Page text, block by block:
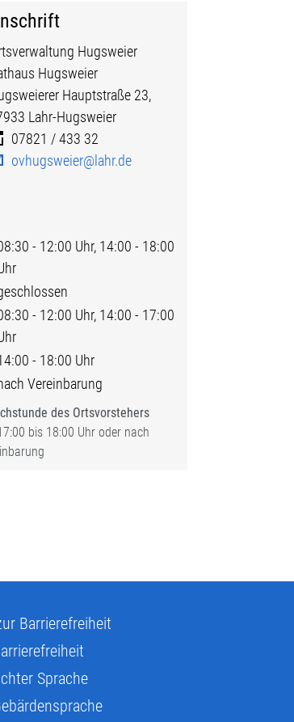
Hugsweier
Hugsweier
Hauptstraße 23,
Lahr-Hugsweier
07821 / 433 32
ovhugsweier@lahr.de
- 12:00 Uhr, 14:00 - 18:00
- 12:00 Uhr, 14:00 - 17:00
- 18:00 Uhr
Vereinbarung
des Ortsvorstehers
bis 18:00 Uhr oder nach
Barrierefreiheit
Sprache